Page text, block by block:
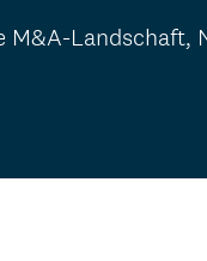
Landschaft,